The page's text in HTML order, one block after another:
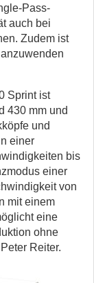
Pass-
auch bei
Zudem ist
Sprint ist
430 mm und
und
einer
bis
einer
von
mit einem
eine
ohne
Reiter.